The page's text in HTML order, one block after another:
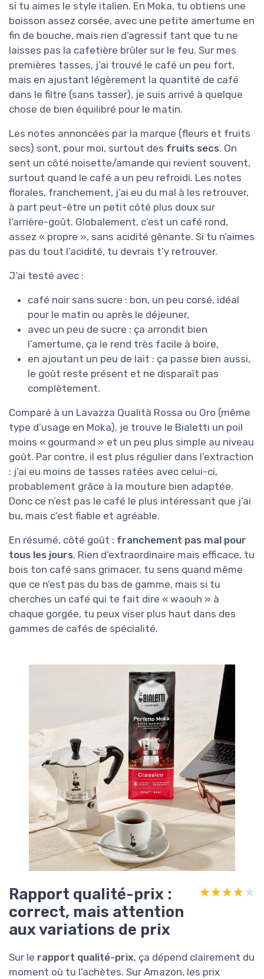
si tu aimes le style italien. En Moka, tu obtiens une
boisson assez corsée, avec une petite amertume en
fin de bouche, mais rien d’agressif tant que tu ne
laisses pas la cafetière brûler sur le feu. Sur mes
premières tasses, j’ai trouvé le café un peu fort,
mais en ajustant légèrement la quantité de café
dans le filtre (sans tasser), je suis arrivé à quelque
chose de bien équilibré pour le matin.
Les notes annoncées par la marque (fleurs et fruits
secs) sont, pour moi, surtout des fruits secs. On
sent un côté noisette/amande qui revient souvent,
surtout quand le café a un peu refroidi. Les notes
florales, franchement, j’ai eu du mal à les retrouver,
à part peut-être un petit côté plus doux sur
l’arrière-goût. Globalement, c’est un café rond,
assez « propre », sans acidité gênante. Si tu n’aimes
pas du tout l’acidité, tu devrais t’y retrouver.
J’ai testé avec :
café noir sans sucre : bon, un peu corsé, idéal
pour le matin ou après le déjeuner,
avec un peu de sucre : ça arrondit bien
l’amertume, ça le rend très facile à boire,
en ajoutant un peu de lait : ça passe bien aussi,
le goût reste présent et ne disparaît pas
complètement.
Comparé à un Lavazza Qualità Rossa ou Oro (même
type d’usage en Moka), je trouve le Bialetti un poil
moins « gourmand » et un peu plus simple au niveau
goût. Par contre, il est plus régulier dans l’extraction
: j’ai eu moins de tasses ratées avec celui-ci,
probablement grâce à la mouture bien adaptée.
Donc ce n’est pas le café le plus intéressant que j’ai
bu, mais c’est fiable et agréable.
En résumé, côté goût : franchement pas mal pour
tous les jours. Rien d’extraordinaire mais efficace, tu
bois ton café sans grimacer, tu sens quand même
que ce n’est pas du bas de gamme, mais si tu
cherches un café qui te fait dire « waouh » à
chaque gorgée, tu peux viser plus haut dans des
gammes de cafés de spécialité.
Rapport qualité-prix :
correct, mais attention
aux variations de prix
★★★★★
★★★★★
Sur le rapport qualité-prix, ça dépend clairement du
moment où tu l’achètes. Sur Amazon, les prix